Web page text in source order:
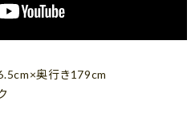
奥行き179cm